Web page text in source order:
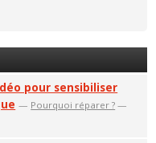
pour sensibiliser
— Pourquoi réparer ? —